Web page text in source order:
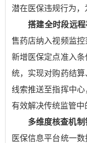
潜在医保违规行为，
搭建全时段远程
售药店纳入视频监
新增医保定点准入
统，实现对购药结
线索推送至指挥中心
有效解决传统监管中
多维度核查机
医保信息平台统一